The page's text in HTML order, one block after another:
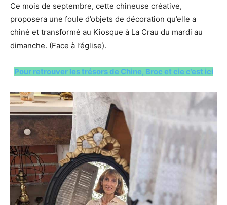
Ce mois de septembre, cette chineuse créative,
proposera une foule d’objets de décoration qu’elle a
chiné et transformé au Kiosque à La Crau du mardi au
dimanche. (Face à l’église).
Pour retrouver les trésors de Chine, Broc et cie c’est ici